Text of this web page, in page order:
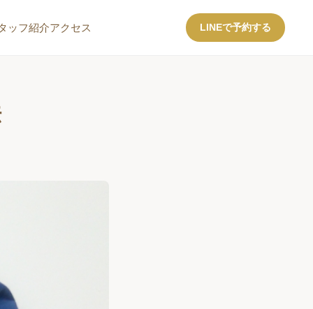
ッフ紹介アクセス LINEで予約する